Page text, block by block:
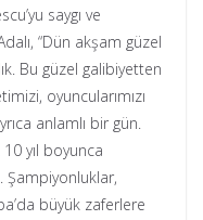
saygı ve
“Dün akşam güzel
Bu güzel galibiyetten
oyuncularımızı
anlamlı bir gün.
10 yıl boyunca
Şampiyonluklar,
büyük zaferlere